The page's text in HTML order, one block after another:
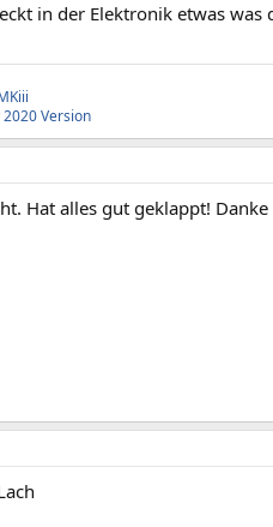
in der Elektronik etwas was
Version
Hat alles gut geklappt!